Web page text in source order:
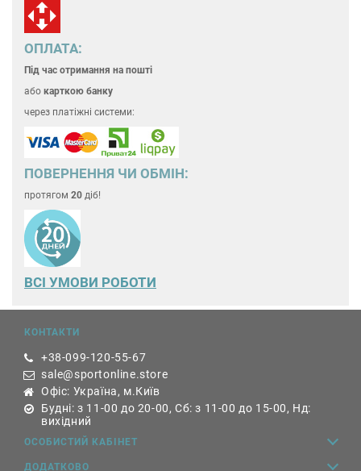
ОПЛАТА:
Під час отримання на пошті
або карткою банку
через платіжні системи:
ПОВЕРНЕННЯ ЧИ ОБМІН:
протягом 20 діб!
ВСІ УМОВИ РОБОТИ
КОНТАКТИ
+38-099-120-55-67
sale@sportonline.store
Офіс: Україна, м.Київ
Будні: з 11-00 до 20-00, Сб: з 11-00 до 15-00, Нд:
вихідний
ОСОБИСТИЙ КАБІНЕТ
ДОДАТКОВО